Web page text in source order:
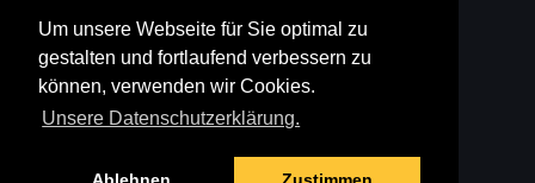
Um unsere Webseite für Sie optimal zu
gestalten und fortlaufend verbessern zu
können, verwenden wir Cookies.
Unsere Datenschutzerklärung.
AGB
Widerruf